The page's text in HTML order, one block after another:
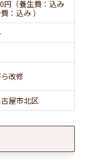
円（養生費：込み
：込み ）
改修
屋市北区